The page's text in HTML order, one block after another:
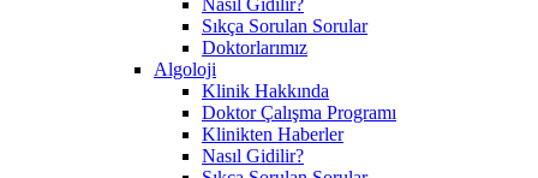
Sıkça Sorulan Sorular
Doktorlarımız
Algoloji
Klinik Hakkında
Doktor Çalışma Programı
Klinikten Haberler
Nasıl Gidilir?